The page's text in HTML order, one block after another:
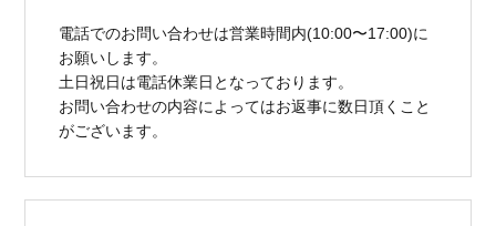
電話でのお問い合わせは営業時間内(10:00〜17:00)に
お願いします。
土日祝日は電話休業日となっております。
お問い合わせの内容によってはお返事に数日頂くこと
がございます。